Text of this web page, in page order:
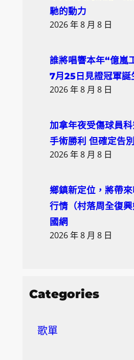
馳的動力
2026 年 8 月 8 日
誰將唱響本年“億嵐
7月25日見證冠軍誕
2026 年 8 月 8 日
加拿年夜受傷球員
手術勝利 但確定告
2026 年 8 月 8 日
鄉鎮新定位，將帶
行情（村落周全復
國網
2026 年 8 月 8 日
Categories
歌單